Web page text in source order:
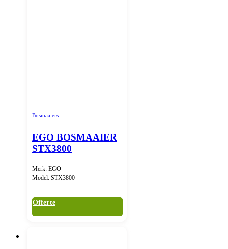
Bosmaaiers
EGO BOSMAAIER
STX3800
Merk: EGO
Model: STX3800
Offerte